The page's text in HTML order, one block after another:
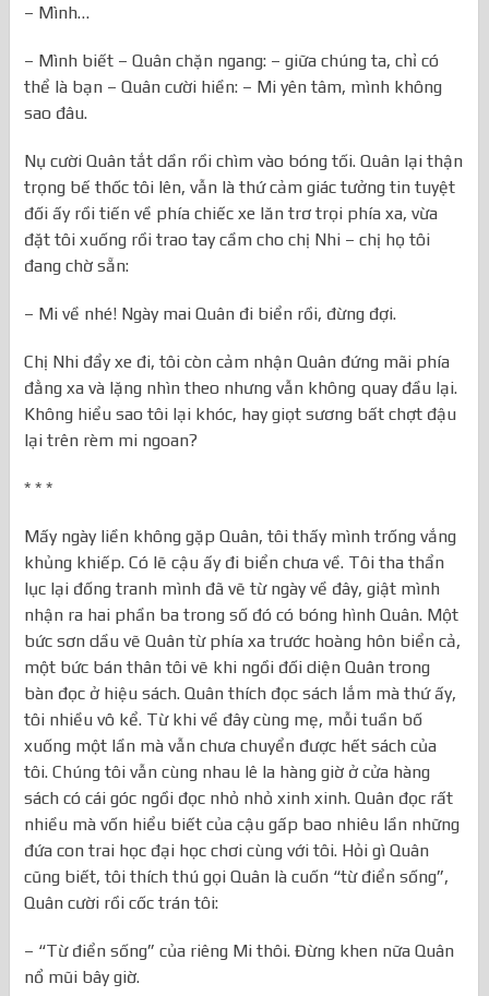
– Mình…
– Mình biết – Quân chặn ngang: – giữa chúng ta, chỉ có
thể là bạn – Quân cười hiền: – Mi yên tâm, mình không
sao đâu.
Nụ cười Quân tắt dần rồi chìm vào bóng tối. Quân lại thận
trọng bế thốc tôi lên, vẫn là thứ cảm giác tưởng tin tuyệt
đối ấy rồi tiến về phía chiếc xe lăn trơ trọi phía xa, vừa
đặt tôi xuống rồi trao tay cầm cho chị Nhi – chị họ tôi
đang chờ sẵn:
– Mi về nhé! Ngày mai Quân đi biển rồi, đừng đợi.
Chị Nhi đẩy xe đi, tôi còn cảm nhận Quân đứng mãi phía
đằng xa và lặng nhìn theo nhưng vẫn không quay đầu lại.
Không hiểu sao tôi lại khóc, hay giọt sương bất chợt đậu
lại trên rèm mi ngoan?
* * *
Mấy ngày liền không gặp Quân, tôi thấy mình trống vắng
khủng khiếp. Có lẽ cậu ấy đi biển chưa về. Tôi tha thẩn
lục lại đống tranh mình đã vẽ từ ngày về đây, giật mình
nhận ra hai phần ba trong số đó có bóng hình Quân. Một
bức sơn dầu vẽ Quân từ phía xa trước hoàng hôn biển cả,
một bức bán thân tôi vẽ khi ngồi đối diện Quân trong
bàn đọc ở hiệu sách. Quân thích đọc sách lắm mà thứ ấy,
tôi nhiều vô kể. Từ khi về đây cùng mẹ, mỗi tuần bố
xuống một lần mà vẫn chưa chuyển được hết sách của
tôi. Chúng tôi vẫn cùng nhau lê la hàng giờ ở cửa hàng
sách có cái góc ngồi đọc nhỏ nhỏ xinh xinh. Quân đọc rất
nhiều mà vốn hiểu biết của cậu gấp bao nhiêu lần những
đứa con trai học đại học chơi cùng với tôi. Hỏi gì Quân
cũng biết, tôi thích thú gọi Quân là cuốn “từ điển sống”,
Quân cười rồi cốc trán tôi:
– “Từ điển sống” của riêng Mi thôi. Đừng khen nữa Quân
nổ mũi bây giờ.